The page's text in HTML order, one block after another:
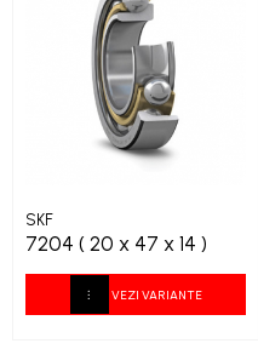
SKF
7204 ( 20 x 47 x 14 )
VEZI VARIANTE